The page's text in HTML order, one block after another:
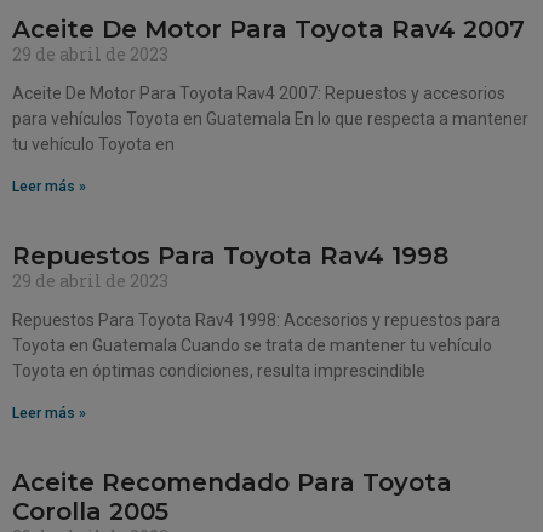
Aceite De Motor Para Toyota Rav4 2007
29 de abril de 2023
Aceite De Motor Para Toyota Rav4 2007: Repuestos y accesorios
para vehículos Toyota en Guatemala En lo que respecta a mantener
tu vehículo Toyota en
Leer más »
Repuestos Para Toyota Rav4 1998
29 de abril de 2023
Repuestos Para Toyota Rav4 1998: Accesorios y repuestos para
Toyota en Guatemala Cuando se trata de mantener tu vehículo
Toyota en óptimas condiciones, resulta imprescindible
Leer más »
Aceite Recomendado Para Toyota
Corolla 2005